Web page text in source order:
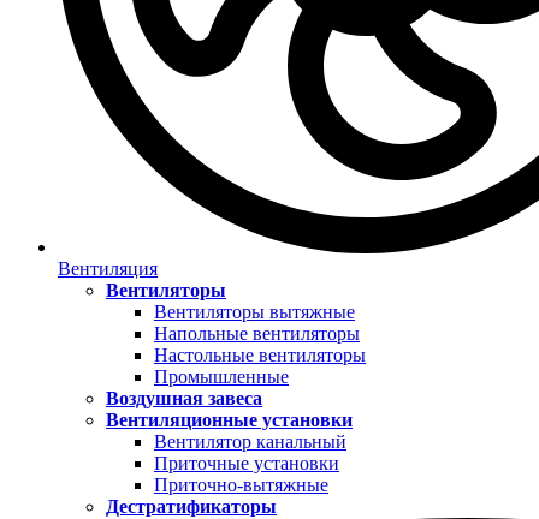
Вентиляция
Вентиляторы
Вентиляторы вытяжные
Напольные вентиляторы
Настольные вентиляторы
Промышленные
Воздушная завеса
Вентиляционные установки
Вентилятор канальный
Приточные установки
Приточно-вытяжные
Дестратификаторы